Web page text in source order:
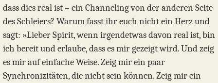
dass dies real ist – ein Channeling von der anderen Seite
des Schleiers? Warum fasst ihr euch nicht ein Herz und
sagt: »Lieber Spirit, wenn irgendetwas davon real ist, bin
ich bereit und erlaube, dass es mir gezeigt wird. Und zeig
es mir auf einfache Weise. Zeig mir ein paar
Synchronizitäten, die nicht sein können. Zeig mir ein